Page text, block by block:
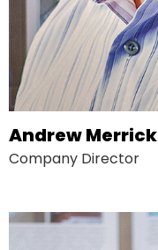
Andrew Merrick
Company Director